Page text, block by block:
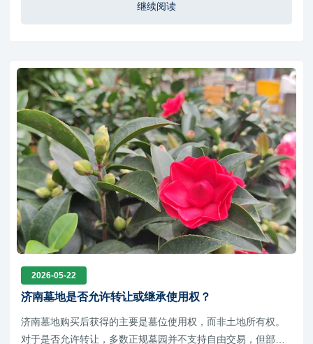
继续阅读
2026-05-22
济南墓地是否允许转让或继承使用权？
济南墓地购买后获得的主要是墓位使用权，而非土地所有权。
对于是否允许转让，多数正规墓园并不支持自由交易，但部分